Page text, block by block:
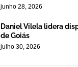
junho 28, 2026
Daniel Vilela lidera
de Goiás
julho 30, 2026